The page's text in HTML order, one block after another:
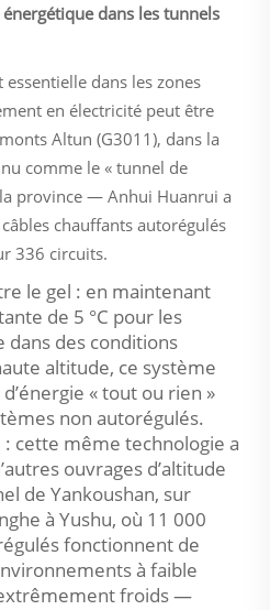
dans les tunnels
dans les zones
en électricité peut être
Altun (G3011), dans la
comme le « tunnel de
province — Anhui Huanrui a
chauffants autorégulés
336 circuits.
le gel : en maintenant
de 5 °C pour les
dans des conditions
altitude, ce système
« tout ou rien »
non autorégulés.
cette même technologie a
ouvrages d’altitude
de Yankoushan, sur
à Yushu, où 11 000
fonctionnent de
à faible
froids —